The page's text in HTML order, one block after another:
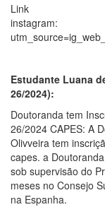
Link
instagram:
Estudante Luana
26/2024):
Doutoranda tem
26/2024 CAPES: A
Olivveira tem
capes. a
sob supervisão do
meses no Consejo
na Espanha.